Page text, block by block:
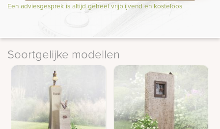
Een adviesgesprek is altijd geheel vrijblijvend en kosteloos
Soortgelijke modellen